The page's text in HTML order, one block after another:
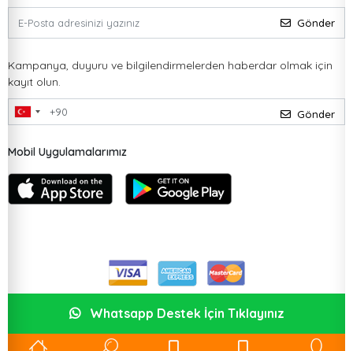
Gönder
Kampanya, duyuru ve bilgilendirmelerden haberdar olmak için
kayıt olun.
Gönder
Mobil Uygulamalarımız
Whatsapp Destek İçin Tıklayınız